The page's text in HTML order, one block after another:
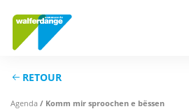
RETOUR
Agenda / Komm mir sproochen e bëssen